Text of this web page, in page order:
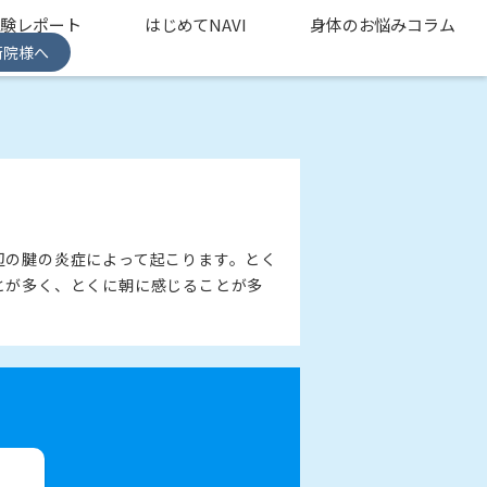
レポート はじめてNAVI 身体のお悩みコラム
様へ
腱の炎症によって起こります。とく
多く、とくに朝に感じることが多